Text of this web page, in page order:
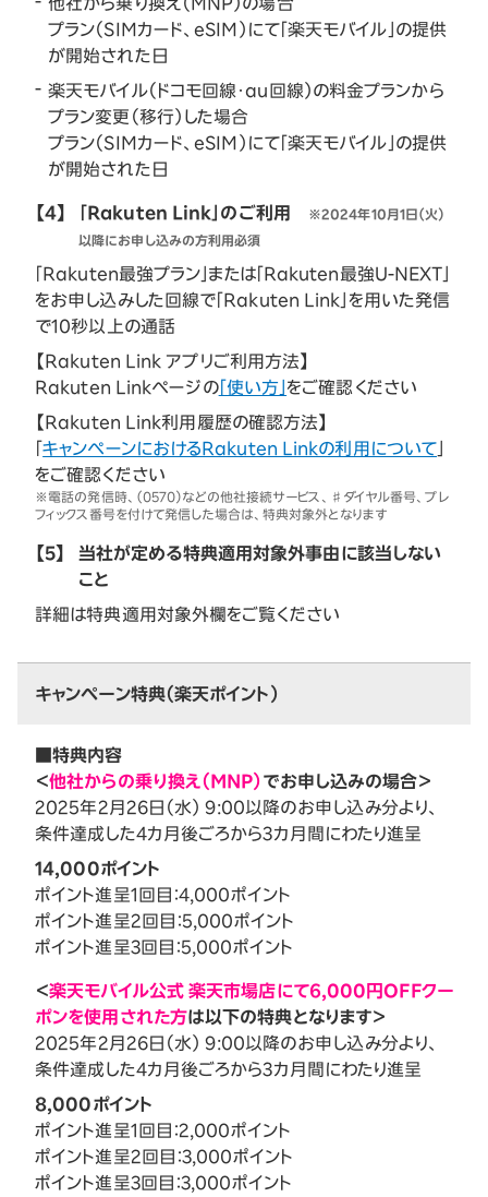
プラン（SIMカード、eSIM）にて「楽天モバイル」の提供
が開始された日
楽天モバイル（ドコモ回線・au回線）の料金プランから
プラン変更（移行）した場合
プラン（SIMカード、eSIM）にて「楽天モバイル」の提供
が開始された日
【4】 「Rakuten Link」のご利用
※2024年10月1日（火）
以降にお申し込みの方利用必須
「Rakuten最強プラン」または「Rakuten最強U-NEXT」
をお申し込みした回線で「Rakuten Link」を用いた発信
で10秒以上の通話
【Rakuten Link アプリご利用方法】
Rakuten Linkページの「使い方」 をご確認ください
【Rakuten Link利用履歴の確認方法】
「キャンペーンにおけるRakuten Linkの利用について
をご確認ください
※電話の発信時、（0570）などの他社接続サービス、♯ダイヤル番号、プレ
フィックス番号を付けて発信した場合は、特典対象外となります
【5】
当社が定める特典適用対象外事由に該当しない
こと
詳細は特典適用対象外欄をご覧ください
キャンペーン特典（楽天ポイント）
■特典内容
＜他社からの乗り換え（MNP）でお申し込みの場合＞
2025年2月26日（水） 9:00以降のお申し込み分より、
条件達成した4カ月後ごろから3カ月間にわたり進呈
14,000ポイント
ポイント進呈1回目：4,000ポイント
ポイント進呈2回目：5,000ポイント
ポイント進呈3回目：5,000ポイント
＜楽天モバイル公式 楽天市場店にて6,000円OFFクー
ポンを使用された方は以下の特典となります＞
2025年2月26日（水） 9:00以降のお申し込み分より、
条件達成した4カ月後ごろから3カ月間にわたり進呈
8,000ポイント
ポイント進呈1回目：2,000ポイント
ポイント進呈2回目：3,000ポイント
ポイント進呈3回目：3,000ポイント